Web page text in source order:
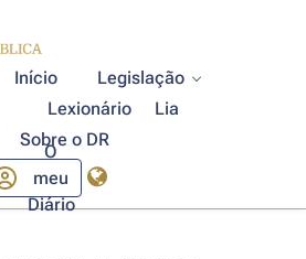
Início
Legislação
Lexionário
Lia
Sobre o DR
O
meu
Diário